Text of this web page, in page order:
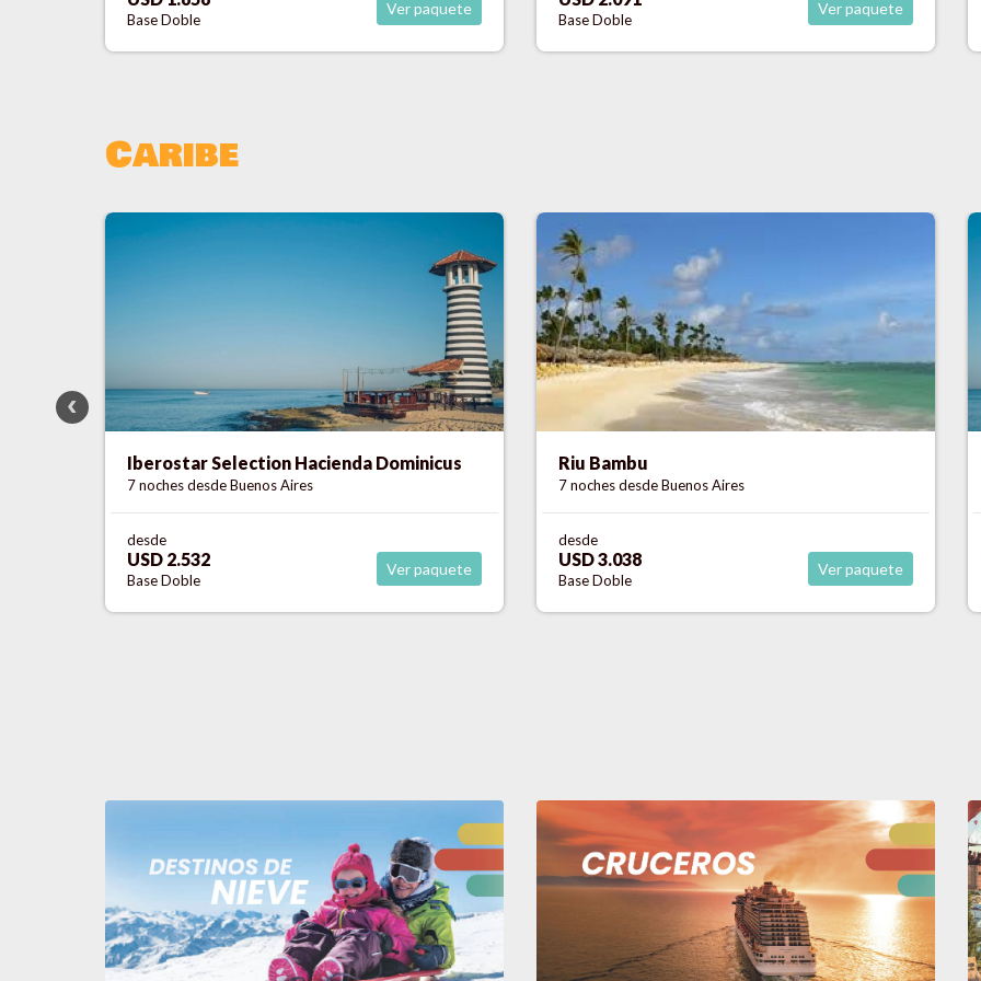
Base Doble
Ver paquete
Base Doble
Ver paquete
Caribe
Riu Bambu
7 nochesdesde Buenos Aires
desde
USD 3.038
Base Doble
Ver paquete
Iberostar Selection Hacienda Dominicus
7 nochesdesde Buenos Aires
desde
USD 3.197
Base Doble
Ver paquete